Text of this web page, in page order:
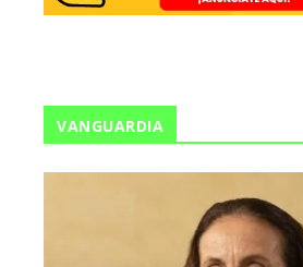
VANGUARDIA